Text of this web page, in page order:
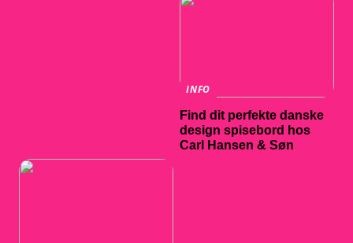
INFO
Find dit perfekte danske
design spisebord hos
Carl Hansen & Søn